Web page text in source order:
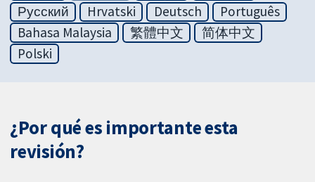
Русский
Hrvatski Deutsch
Português
Bahasa Malaysia
繁體中文
简体中文
Polski
¿Por qué es importante esta
revisión?